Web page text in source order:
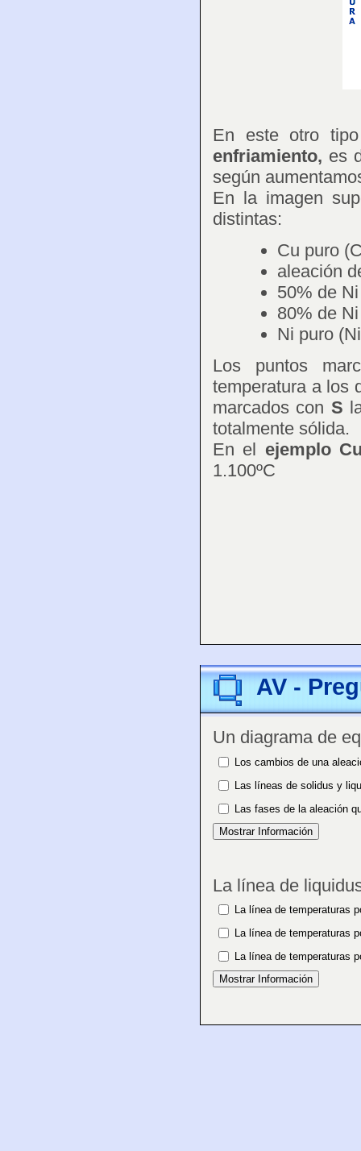
En este otro
enfriamiento, es
según
En la imagen
distintas:
Cu puro
aleación
50% de Ni
80% de Ni
Ni puro
Los puntos
temperatura a los
marcados con S
totalmente sólida.
En el ejemplo
1.100ºC
AV -
Un diagrama de
Los cambios de una
Las líneas de solidus y
Las fases de la aleación
La línea de
La línea de temperaturas
La línea de temperaturas
La línea de temperaturas